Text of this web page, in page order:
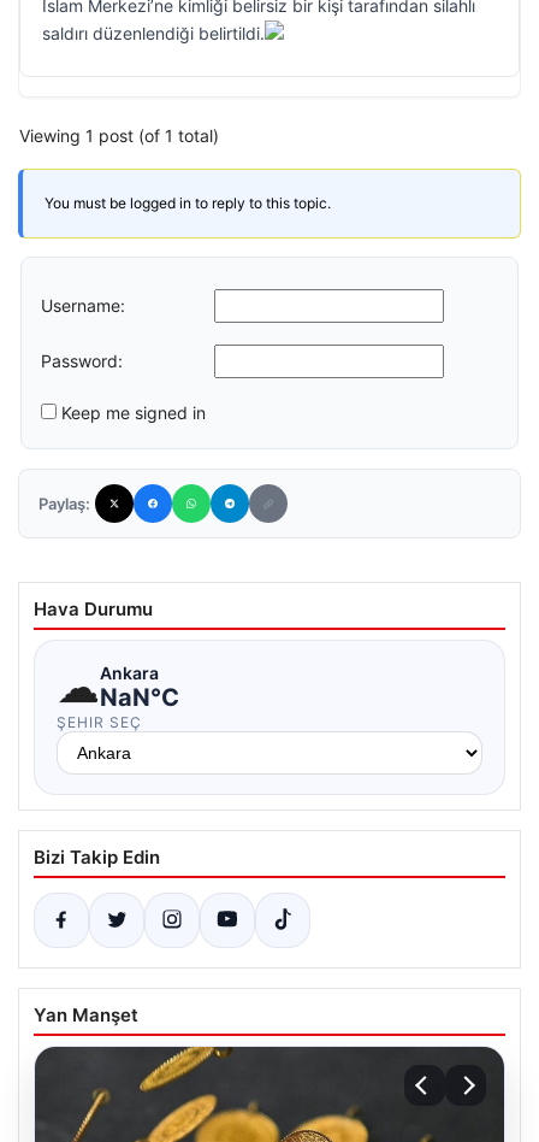
İslam Merkezi’ne kimliği belirsiz bir kişi tarafından silahlı
saldırı düzenlendiği belirtildi.
Viewing 1 post (of 1 total)
You must be logged in to reply to this topic.
Username:
Password:
Keep me signed in
Paylaş:
Hava Durumu
☁Ankara
NaN°C
ŞEHIR SEÇ
Bizi Takip Edin
Yan Manşet